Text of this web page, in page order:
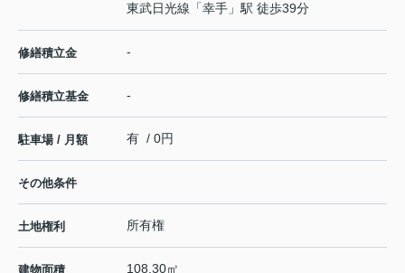
東武日光線 「幸手 」駅 徒歩39分
修繕積立金 -
修繕積立基金 -
駐車場 / 月額 有 / 0円
その他条件
土地権利 所有権
建物面積 108.30㎡